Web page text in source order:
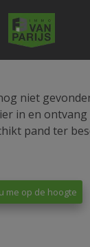
niet
in en
pand ter
me op de hoogte